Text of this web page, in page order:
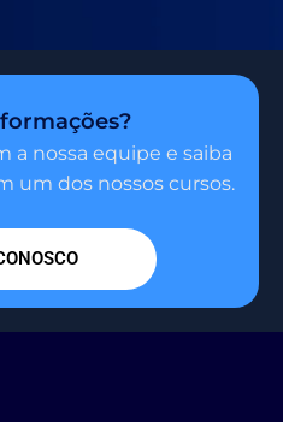
a nossa equipe e saiba
um dos nossos cursos.